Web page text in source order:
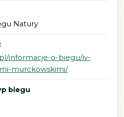
Natury
informacje-o-biegu/iv-
murckowskimi/
biegu